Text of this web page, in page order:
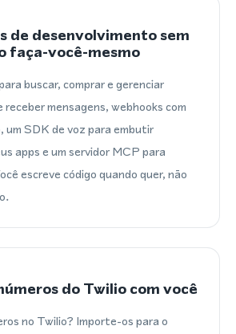
de desenvolvimento sem
faça-você-mesmo
buscar, comprar e gerenciar
receber mensagens, webhooks com
um SDK de voz para embutir
apps e um servidor MCP para
escreve código quando quer, não
do Twilio com você
no Twilio? Importe-os para o